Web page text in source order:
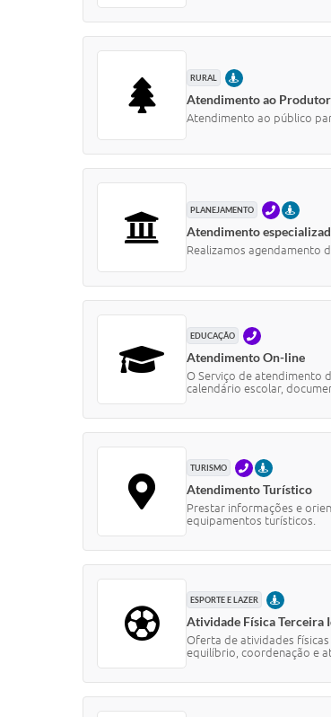
RURAL PRESENCIAL
Atendimento ao
Atendimento ao público
PLANEJAMENTO TELEFONE
Atendimento
Realizamos agendamento
EDUCAÇÃO TELEFONE
Atendimento On-line
O Serviço de atendimento
calendário escolar,
TURISMO TELEFONEPRESENCIAL
Atendimento Turístico
Prestar informações e
equipamentos turísticos.
ESPORTE E LAZER
Atividade Física Terceira
Oferta de atividades
equilíbrio, coordenação e